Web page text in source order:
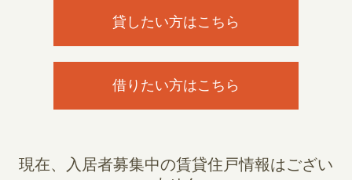
貸したい方はこちら
借りたい方はこちら
現在、入居者募集中の賃貸住戸情報はござい